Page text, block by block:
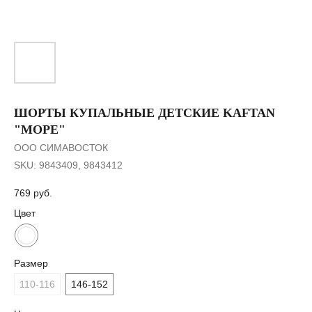
ШОРТЫ КУПАЛЬНЫЕ ДЕТСКИЕ KAFTAN
"МОРЕ"
ООО СИМАВОСТОК
SKU: 9843409, 9843412
769 руб.
Цвет
Размер
110-116
146-152